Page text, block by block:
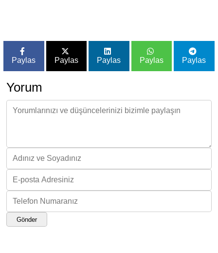
Paylas Paylas Paylas Paylas Paylas
Yorum
Gönder